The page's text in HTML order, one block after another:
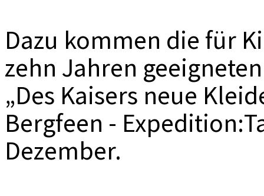
Dazu kommen die für
zehn Jahren
„Des Kaisers neue
Bergfeen -
Dezember.